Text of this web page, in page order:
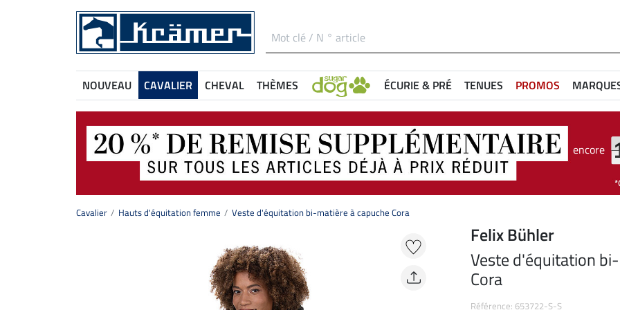
NOUVEAU CAVALIER CHEVAL THÈMES ÉCURIE & PRÉ TENUES PROMOS
encore
Cavalier Hauts d'équitation femme Veste d'équitation bi-matière à capuche Cora
Felix Bühler
Veste d'équitation
Cora
Référence: 653722-S-S